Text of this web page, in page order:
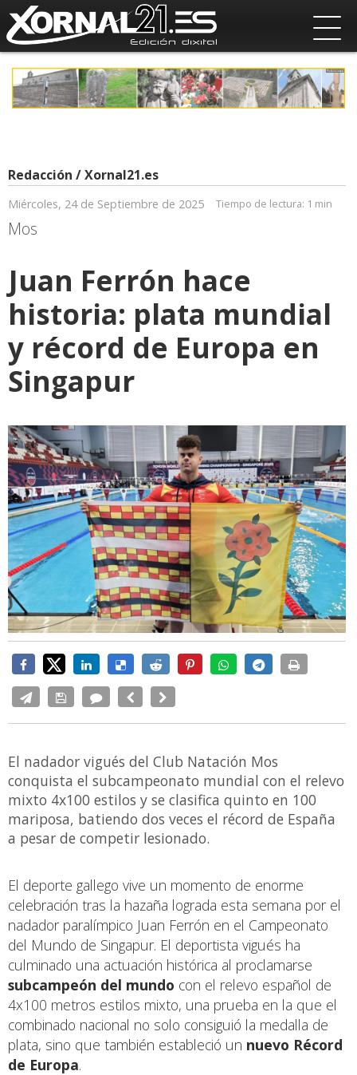
Redacción / Xornal21.es
Miércoles, 24 de Septiembre de 2025 Tiempo de lectura: 1 min
Mos
Juan Ferrón hace
historia: plata mundial
y récord de Europa en
Singapur
El nadador vigués del Club Natación Mos
conquista el subcampeonato mundial con el relevo
mixto 4x100 estilos y se clasifica quinto en 100
mariposa, batiendo dos veces el récord de España
a pesar de competir lesionado.
El deporte gallego vive un momento de enorme
celebración tras la hazaña lograda esta semana por el
nadador paralímpico Juan Ferrón en el Campeonato
del Mundo de Singapur. El deportista vigués ha
culminado una actuación histórica al proclamarse
subcampeón del mundo con el relevo español de
4x100 metros estilos mixto, una prueba en la que el
combinado nacional no solo consiguió la medalla de
plata, sino que también estableció un nuevo Récord
de Europa.